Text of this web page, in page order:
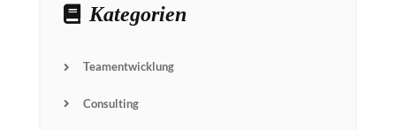
Kategorien
Teamentwicklung
Consulting